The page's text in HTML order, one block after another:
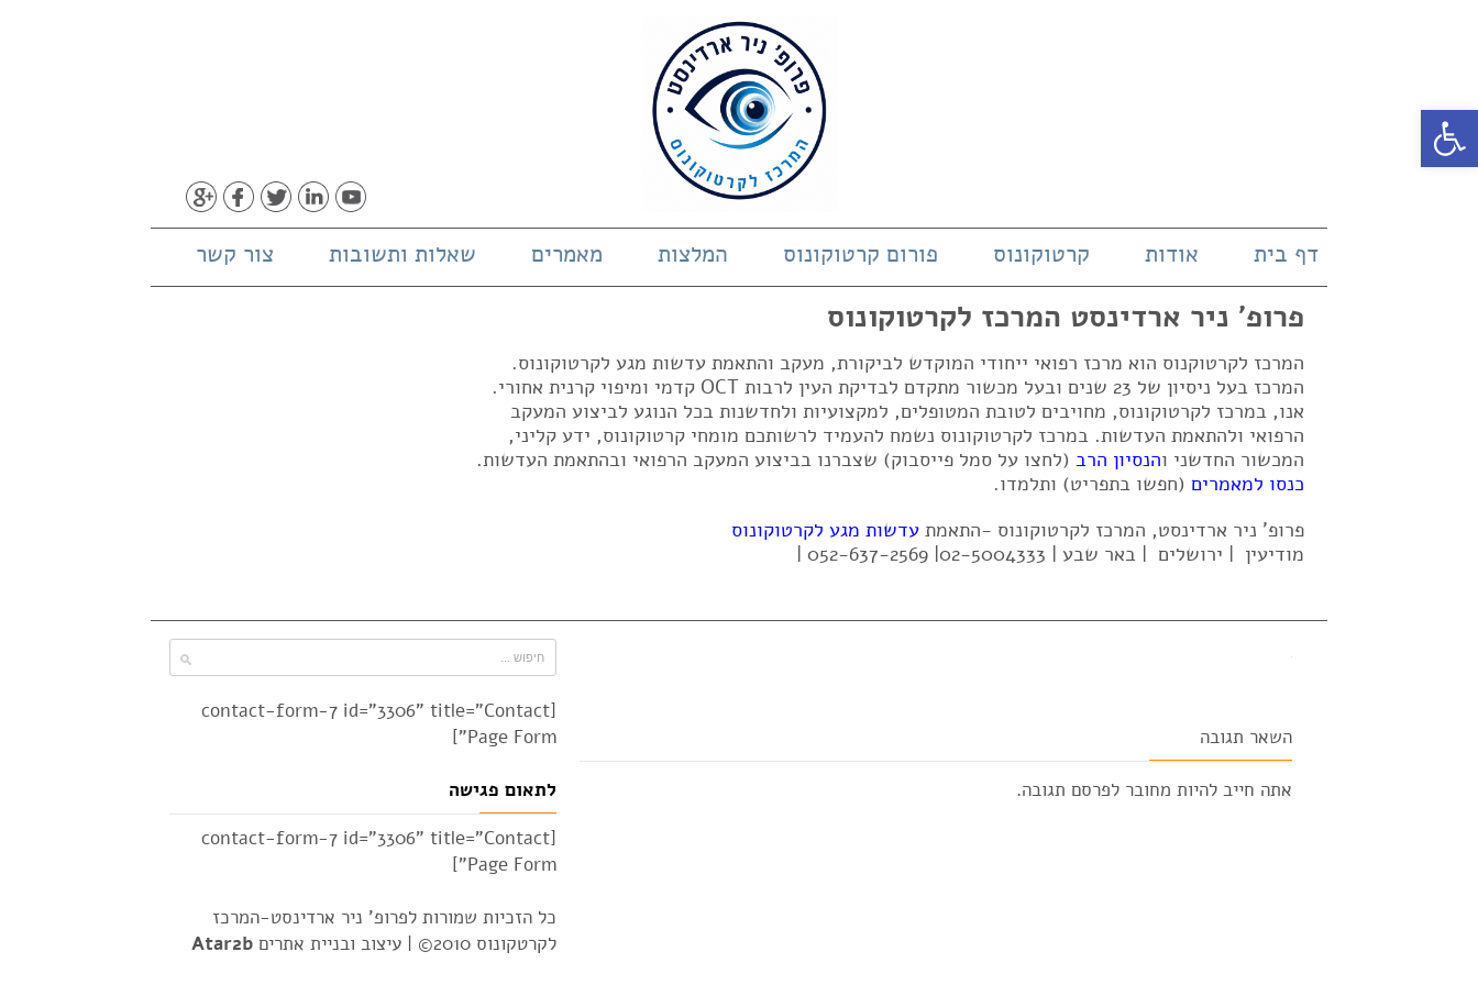
פתח סרגל נגישות
דף בית אודות קרטוקונוס פורום קרטוקונוס המלצות מאמרים שאלות ותשובות צור קשר
פרופ' ניר ארדינסט המרכז לקרטוקונוס
המרכז לקרטוקנוס הוא מרכז רפואי ייחודי המוקדש לביקורת, מעקב והתאמת עדשות מגע לקרטוקונוס.
המרכז בעל ניסיון של 23 שנים ובעל מכשור מתקדם לבדיקת העין לרבות OCT קדמי ומיפוי קרנית אחורי.
אנו, במרכז לקרטוקונוס, מחויבים לטובת המטופלים, למקצועיות ולחדשנות בכל הנוגע לביצוע המעקב
הרפואי ולהתאמת העדשות. במרכז לקרטוקונוס נשמח להעמיד לרשותכם מומחי קרטוקונוס, ידע קליני,
המכשור החדשני והנסיון הרב (לחצו על סמל פייסבוק) שצברנו בביצוע המעקב הרפואי ובהתאמת העדשות.
כנסו למאמרים (חפשו בתפריט) ותלמדו.
פרופ' ניר ארדינסט, המרכז לקרטוקונוס -התאמת עדשות מגע לקרטוקונוס
מודיעין | ירושלים | באר שבע | 02-5004333| 052-637-2569 |
השאר תגובה
אתה חייב להיות מחובר לפרסם תגובה.
[contact-form-7 id="3306" title="Contact
Page Form"]
לתאום פגישה
[contact-form-7 id="3306" title="Contact
Page Form"]
כל הזכיות שמורות לפרופ' ניר ארדינסט-המרכז
לקרטקונוס 2010© |
עיצוב ובניית אתרים Atar2b